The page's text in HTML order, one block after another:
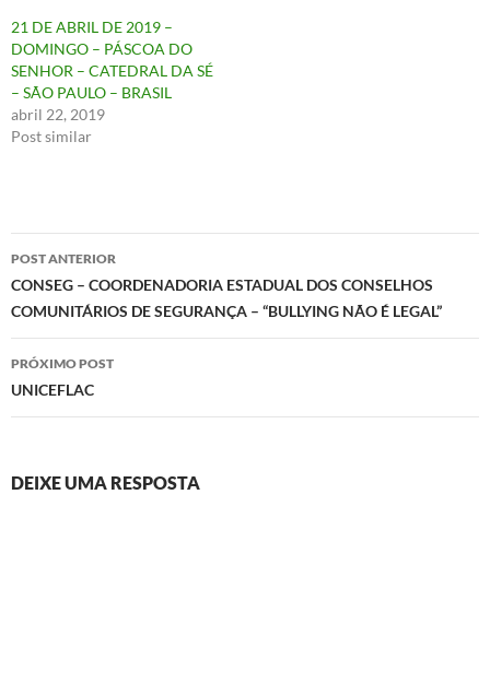
21 DE ABRIL DE 2019 –
DOMINGO – PÁSCOA DO
SENHOR – CATEDRAL DA SÉ
– SÃO PAULO – BRASIL
abril 22, 2019
Post similar
Navegação
de
posts
POST ANTERIOR
CONSEG – COORDENADORIA ESTADUAL DOS CONSELHOS
COMUNITÁRIOS DE SEGURANÇA – “BULLYING NÃO É LEGAL”
PRÓXIMO POST
UNICEFLAC
DEIXE UMA RESPOSTA